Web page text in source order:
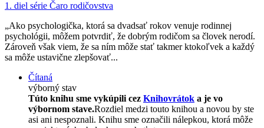
1. diel série Čaro rodičovstva
„Ako psychologička, ktorá sa dvadsať rokov venuje rodinnej
psychológii, môžem potvrdiť, že dobrým rodičom sa človek nerodí.
Zároveň však viem, že sa ním môže stať takmer ktokoľvek a každý
sa môže ustavične zlepšovať...
Čítaná
výborný stav
Túto knihu sme vykúpili cez Knihovrátok a je vo
výbornom stave.Rozdiel medzi touto knihou a novou by ste
asi ani nespoznali. Knihu sme označili nálepkou, ktorá môže